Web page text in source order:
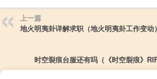
上一篇
地火明夷卦详解求职（地火明夷卦工作变动）
时空裂痕台服还有吗（《时空裂痕》